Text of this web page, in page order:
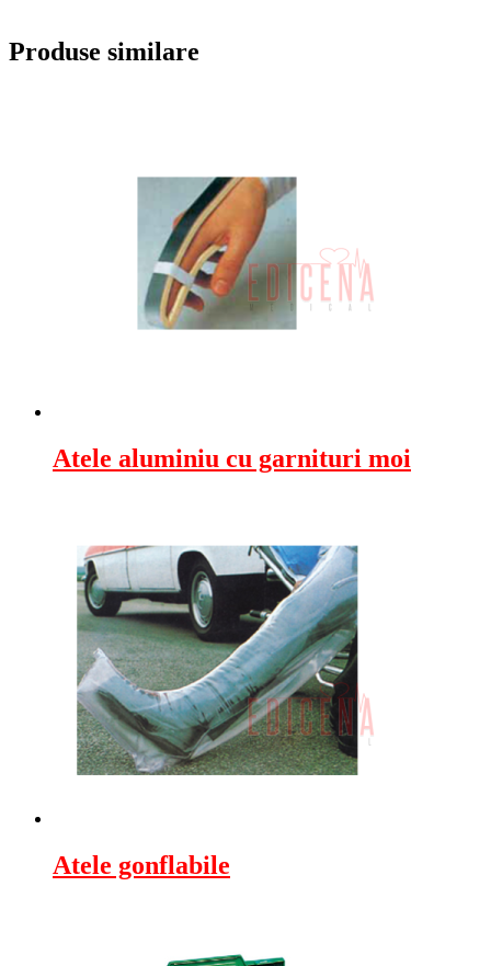
Produse similare
Atele aluminiu cu garnituri moi
Atele gonflabile